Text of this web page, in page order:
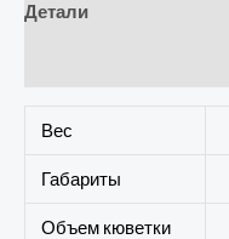
Детали
Вес
Габариты
Объем кюветки